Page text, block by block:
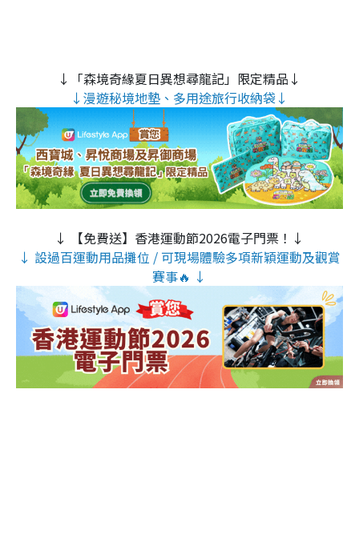
↓「森境奇緣夏日異想尋龍記」限定精品↓
↓漫遊秘境地墊、多用途旅行收納袋↓
↓ 【免費送】香港運動節2026電子門票！↓
↓ 設過百運動用品攤位 / 可現場體驗多項新穎運動及觀賞
賽事🔥 ↓